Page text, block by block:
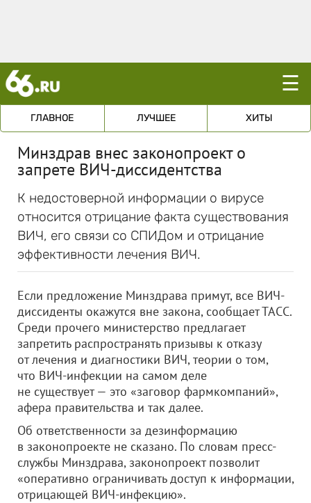
☰
ГЛАВНОЕ ЛУЧШЕЕ ХИТЫ
Минздрав внес законопроект о
запрете ВИЧ-диссидентства
К недостоверной информации о вирусе
относится отрицание факта существования
ВИЧ, его связи со СПИДом и отрицание
эффективности лечения ВИЧ.
Если предложение Минздрава примут, все ВИЧ-
диссиденты окажутся вне закона, сообщает ТАСС.
Среди прочего министерство предлагает
запретить распространять призывы к отказу
от лечения и диагностики ВИЧ, теории о том,
что ВИЧ-инфекции на самом деле
не существует — это «заговор фармкомпаний»,
афера правительства и так далее.
Об ответственности за дезинформацию
в законопроекте не сказано. По словам пресс-
службы Минздрава, законопроект позволит
«оперативно ограничивать доступ к информации,
отрицающей ВИЧ-инфекцию».